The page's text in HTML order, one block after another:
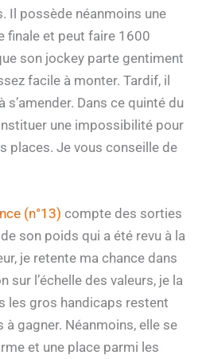
Il possède néanmoins une
finale et peut faire 1600
son jockey parte gentiment
facile à monter. Tardif, il
Dans ce quinté du
une impossibilité pour
places. Je vous conseille de
(n°13) compte des sorties
son poids qui a été revu à la
je retente ma chance dans
sur l’échelle des valeurs, je la
les gros handicaps restent
gagner. Néanmoins, elle se
et une place parmi les